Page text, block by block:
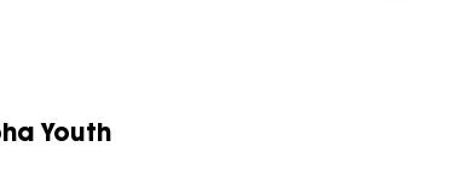
Youth